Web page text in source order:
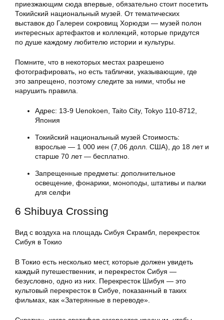
приезжающим сюда впервые, обязательно стоит посетить
Токийский национальный музей. От тематических
выставок до Галереи сокровищ Хорюдзи — музей полон
интересных артефактов и коллекций, которые придутся
по душе каждому любителю истории и культуры.
Помните, что в некоторых местах разрешено
фотографировать, но есть таблички, указывающие, где
это запрещено, поэтому следите за ними, чтобы не
нарушить правила.
Адрес: 13-9 Uenokoen, Taito City, Tokyo 110-8712,
Япония
Токийский национальный музей Стоимость:
взрослые — 1 000 иен (7,06 долл. США), до 18 лет и
старше 70 лет — бесплатно.
Запрещенные предметы: дополнительное
освещение, фонарики, моноподы, штативы и палки
для селфи
6 Shibuya Crossing
Вид с воздуха на площадь Сибуя Скрамбл, перекресток
Сибуя в Токио
В Токио есть несколько мест, которые должен увидеть
каждый путешественник, и перекресток Сибуя —
безусловно, одно из них. Перекресток Шибуя — это
культовый перекресток в Сибуе, показанный в таких
фильмах, как «Затерянные в переводе».